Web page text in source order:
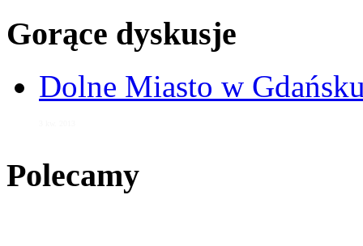
Gorące dyskusje
Dolne Miasto w
Polecamy